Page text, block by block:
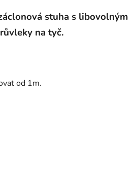
stuha s libovolným
na tyč.
od 1m.